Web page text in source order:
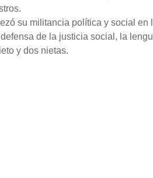
su militancia política y social
de la justicia social, la
y dos nietas.